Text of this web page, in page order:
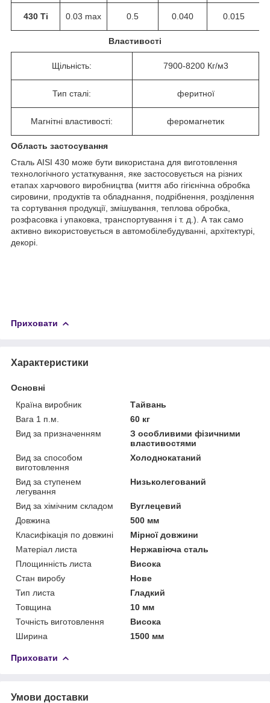
430 Ti 0.03 max 0.5 0.040 0.015
Властивості
Щільність: 7900-8200 Кг/м3
Тип сталі: феритної
Магнітні властивості: феромагнетик
Область застосування
Сталь AISI 430 може бути використана для виготовлення
технологічного устаткування, яке застосовується на різних
етапах харчового виробництва (миття або гігієнічна обробка
сировини, продуктів та обладнання, подрібнення, розділення
та сортування продукції, змішування, теплова обробка,
розфасовка і упаковка, транспортування і т. д.). А так само
активно використовується в автомобілебудуванні, архітектурі,
декорі.
Приховати
Характеристики
Основні
Країна виробник
Тайвань
Вага 1 п.м.
60 кг
Вид за призначенням
З особливими фізичними
властивостями
Вид за способом
виготовлення
Холоднокатаний
Вид за ступенем
легування
Низьколегований
Вид за хімічним складом
Вуглецевий
Довжина
500 мм
Класифікація по довжині
Мірної довжини
Матеріал листа
Нержавіюча сталь
Площинність листа
Висока
Стан виробу
Нове
Тип листа
Гладкий
Товщина
10 мм
Точність виготовлення
Висока
Ширина
1500 мм
Приховати
Умови доставки